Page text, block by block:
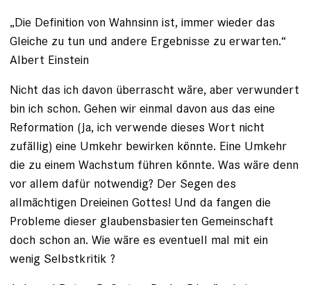
„Die Definition von Wahnsinn ist, immer wieder das
Gleiche zu tun und andere Ergebnisse zu erwarten.“
Albert Einstein
Nicht das ich davon überrascht wäre, aber verwundert
bin ich schon. Gehen wir einmal davon aus das eine
Reformation (Ja, ich verwende dieses Wort nicht
zufällig) eine Umkehr bewirken könnte. Eine Umkehr
die zu einem Wachstum führen könnte. Was wäre denn
vor allem dafür notwendig? Der Segen des
allmächtigen Dreieinen Gottes! Und da fangen die
Probleme dieser glaubensbasierten Gemeinschaft
doch schon an. Wie wäre es eventuell mal mit ein
wenig Selbstkritik ?